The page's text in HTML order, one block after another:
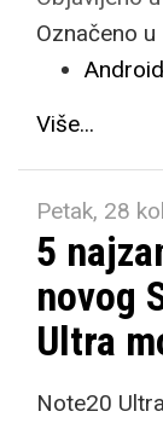
Označeno u
Android
Više...
Petak, 28
5
novog
Ultra
Note20